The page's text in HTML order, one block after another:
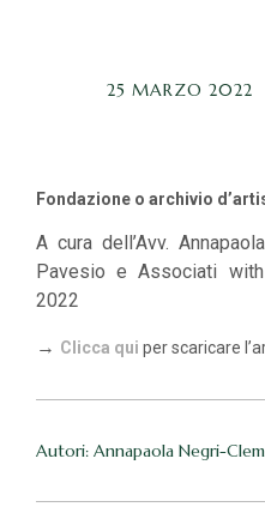
25 MARZO 2022
Fondazione o archivio
A cura dell’Avv.
Pavesio e Associati
2022
→ Clicca qui per scaricare
Autori: Annapaola Negri-